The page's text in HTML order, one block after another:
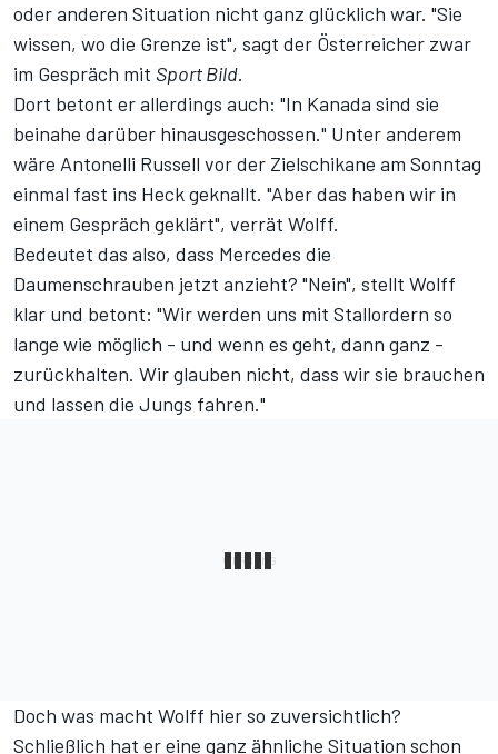
oder anderen Situation nicht ganz glücklich war. "Sie
wissen, wo die Grenze ist", sagt der Österreicher zwar
im Gespräch mit Sport Bild.
Dort betont er allerdings auch: "In Kanada sind sie
beinahe darüber hinausgeschossen." Unter anderem
wäre Antonelli Russell vor der Zielschikane am Sonntag
einmal fast ins Heck geknallt. "Aber das haben wir in
einem Gespräch geklärt", verrät Wolff.
Bedeutet das also, dass Mercedes die
Daumenschrauben jetzt anzieht? "Nein", stellt Wolff
klar und betont: "Wir werden uns mit Stallordern so
lange wie möglich - und wenn es geht, dann ganz -
zurückhalten. Wir glauben nicht, dass wir sie brauchen
und lassen die Jungs fahren."
Doch was macht Wolff hier so zuversichtlich?
Schließlich hat er eine ganz ähnliche Situation schon